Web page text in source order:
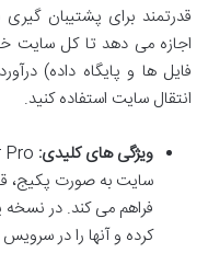
قدرتمند برای پشتیبان
اجازه می دهد تا کل سایت
فایل ها و پایگاه داده)
انتقال سایت استفاده کنید.
ویژگی های کلیدی:
سایت به صورت پکیج،
فراهم می کند. در نسخه